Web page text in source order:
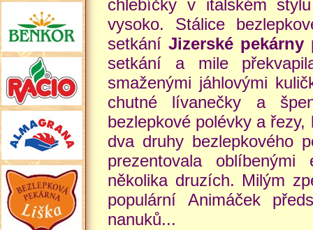
chlebíčky v italském
vysoko. Stálice
setkání Jizerské pekárny
setkání a mile
smaženými jáhlovými
chutné lívanečky a
bezlepkové polévky a
dva druhy bezlepkového
prezentovala
několika druzích. Milým
populární Animáček
nanuků...